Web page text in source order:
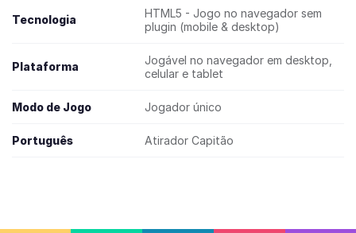
Tecnologia
HTML5 - Jogo no navegador sem
plugin (mobile & desktop)
Plataforma
Jogável no navegador em desktop,
celular e tablet
Modo de Jogo Jogador único
Português Atirador Capitão